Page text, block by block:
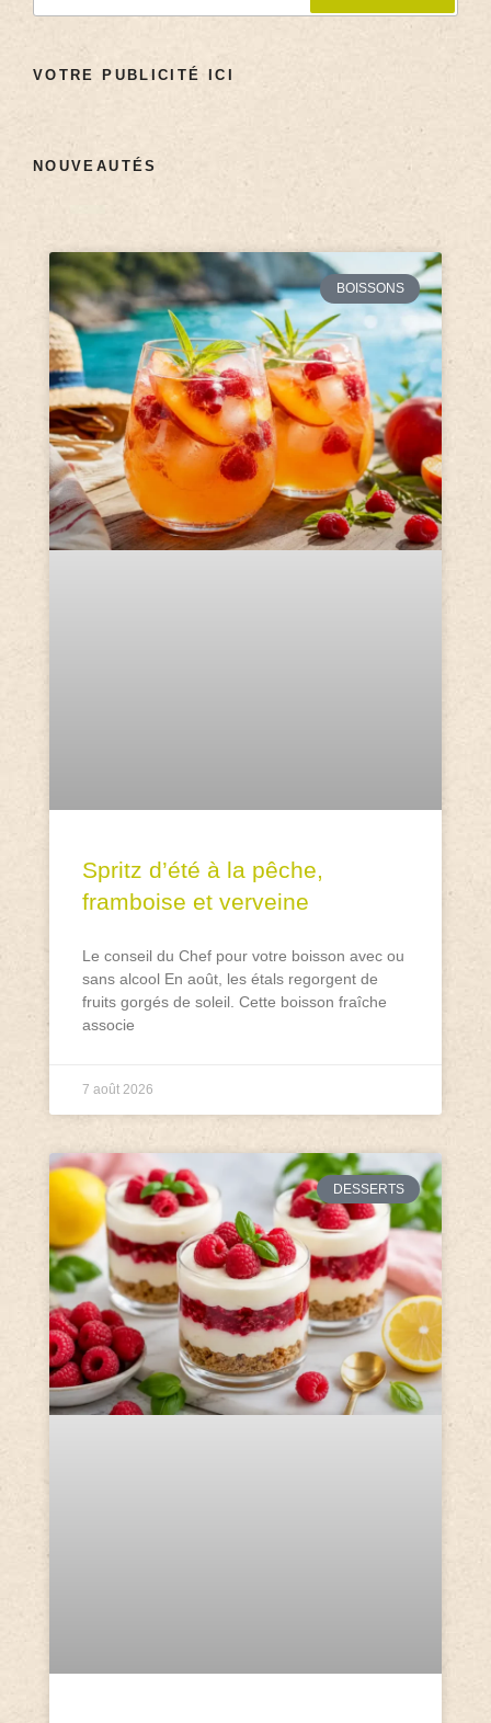
VOTRE PUBLICITÉ ICI
NOUVEAUTÉS
BOISSONS
Spritz d’été à la pêche,
framboise et verveine
Le conseil du Chef pour votre boisson avec ou
sans alcool En août, les étals regorgent de
fruits gorgés de soleil. Cette boisson fraîche
associe
7 août 2026
DESSERTS